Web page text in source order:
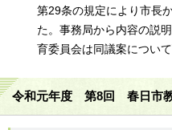
第29条の規定により市長
た。事務局から内容の説
育委員会は同議案について
令和元年度 第8回 春日市